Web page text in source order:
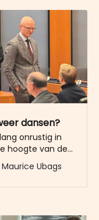
dansen?
onrustig in
hoogte van de
tussen college
terug liep het
Maurice Ubags